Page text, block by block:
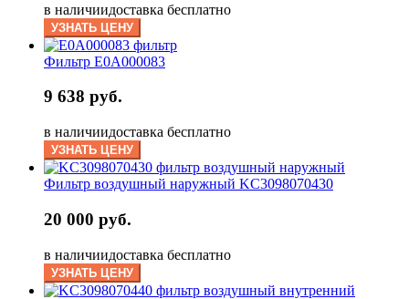
в наличиидоставка бесплатно
УЗНАТЬ ЦЕНУ
Фильтр E0A000083
9 638 руб.
в наличиидоставка бесплатно
УЗНАТЬ ЦЕНУ
Фильтр воздушный наружный KC3098070430
20 000 руб.
в наличиидоставка бесплатно
УЗНАТЬ ЦЕНУ